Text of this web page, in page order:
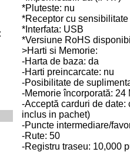
*Pluteste: nu
*Receptor cu
*Interfata: USB
*Versiune RoHS
>Harti si Memorie:
-Harta de baza: da
-Harti preincarcate: nu
-Posibilitate de
-Memorie încorporată: 24
-Acceptă carduri de
inclus in pachet)
-Puncte intermediare/
-Rute: 50
-Registru traseu: 10,000